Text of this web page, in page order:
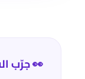
👀 جرّب